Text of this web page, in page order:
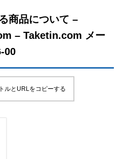
商品について –
– Taketin.com メー
00
ルとURLをコピーする